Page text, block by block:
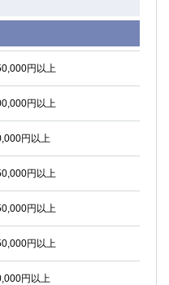
円以上
円以上
円以上
円以上
円以上
円以上
円以上